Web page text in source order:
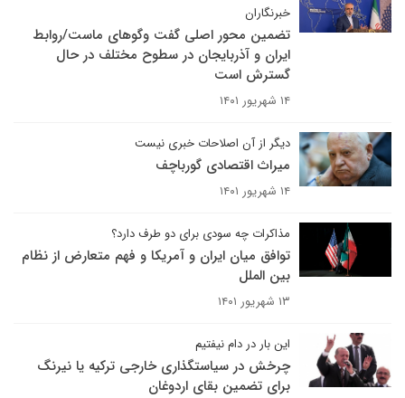
خبرنگاران
تضمین محور اصلی گفت وگوهای ماست/روابط
ایران و آذربایجان در سطوح مختلف در حال
گسترش است
۱۴ شهریور ۱۴۰۱
دیگر از آن اصلاحات خبری نیست
میراث اقتصادی گورباچف
۱۴ شهریور ۱۴۰۱
مذاکرات چه سودی برای دو طرف دارد؟
توافق میان ایران و آمریکا و فهم متعارض از نظام
بین الملل
۱۳ شهریور ۱۴۰۱
این بار در دام نیفتیم
چرخش در سیاستگذاری خارجی ترکیه یا نیرنگ
برای تضمین بقای اردوغان